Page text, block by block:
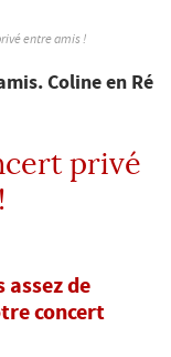
entre amis !
Coline en Ré
privé
assez de
concert